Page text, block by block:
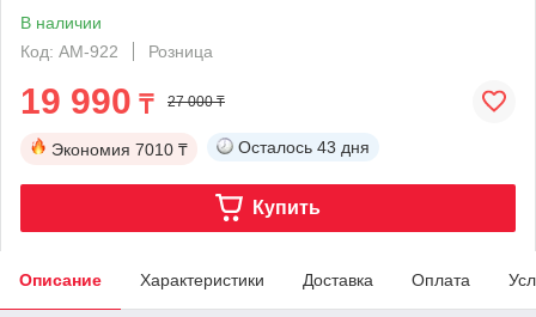
В наличии
Код: AM-922
Розница
19 990 ₸ 27 000 ₸
Экономия 7010 ₸ Осталось 43 дня
Купить
Описание Характеристики Доставка Оплата